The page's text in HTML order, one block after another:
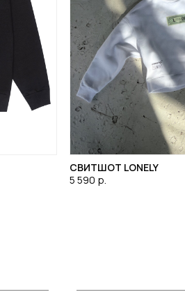
СВИТШОТ LONELY
5 590 р.